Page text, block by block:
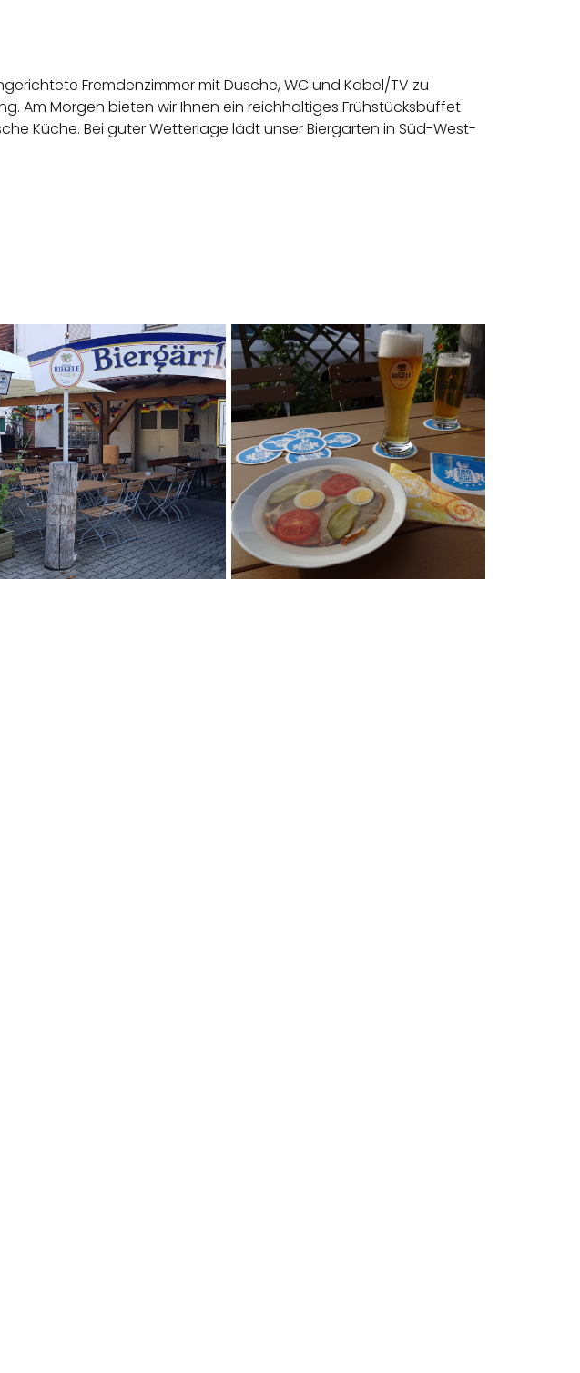
Fremdenzimmer mit Dusche, WC und Kabel/TV zu
Am Morgen bieten wir Ihnen ein reichhaltiges Frühstücksbüffet
Küche. Bei guter Wetterlage lädt unser Biergarten in Süd-West-